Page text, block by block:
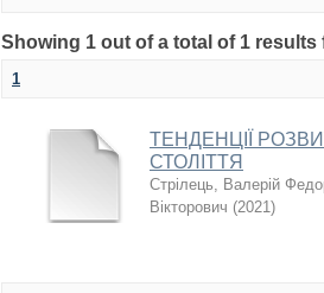
Showing 1 out of a total of 1 results
1
ТЕНДЕНЦІЇ
СТОЛІТТЯ
Стрілець, Валерій
Вікторович (2021)